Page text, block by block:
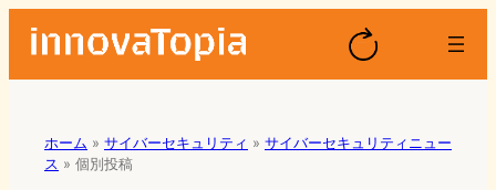
ホーム » サイバーセキュリティ » サイバーセキュリティニュー
ス » 個別投稿